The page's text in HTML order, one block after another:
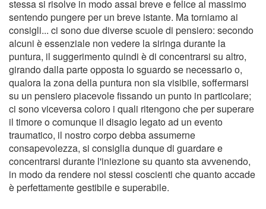
stessa si risolve in modo assai breve e felice al massimo
sentendo pungere per un breve istante. Ma torniamo ai
consigli... ci sono due diverse scuole di pensiero: secondo
alcuni è essenziale non vedere la siringa durante la
puntura, il suggerimento quindi è di concentrarsi su altro,
girando dalla parte opposta lo sguardo se necessario o,
qualora la zona della puntura non sia visibile, soffermarsi
su un pensiero piacevole fissando un punto in particolare;
ci sono viceversa coloro i quali ritengono che per superare
il timore o comunque il disagio legato ad un evento
traumatico, il nostro corpo debba assumerne
consapevolezza, si consiglia dunque di guardare e
concentrarsi durante l'iniezione su quanto sta avvenendo,
in modo da rendere noi stessi coscienti che quanto accade
è perfettamente gestibile e superabile.